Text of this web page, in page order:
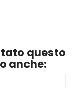
questo
anche: